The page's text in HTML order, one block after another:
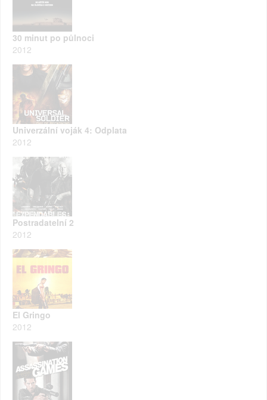
30 minut po půlnoci
2012
Univerzální voják 4: Odplata
2012
Postradatelní 2
2012
El Gringo
2012